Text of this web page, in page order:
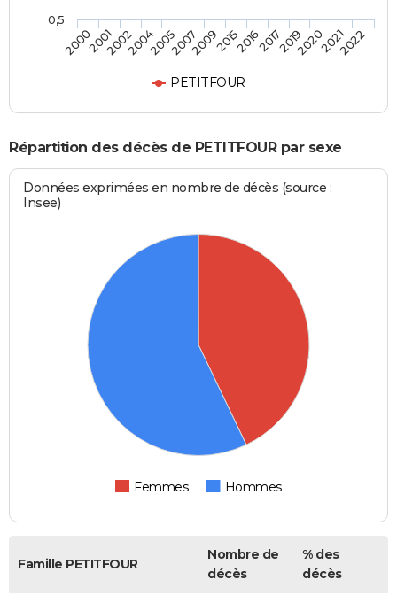
PETITFOUR
20002001200220042005200720092015201620172019202020212022
0,5
Répartition des décès de PETITFOUR par sexe
Données exprimées en nombre de décès (source :
Insee)
Femmes Hommes
Famille PETITFOUR
Nombre de
décès
% des
décès